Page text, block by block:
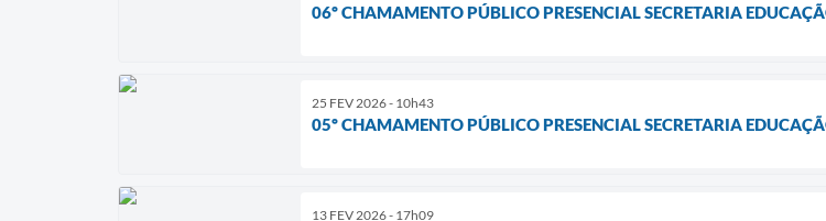
06º CHAMAMENTO PÚBLICO PRESENCIAL SECRETARIA
25 FEV 2026 - 10h43
05º CHAMAMENTO PÚBLICO PRESENCIAL SECRETARIA
13 FEV 2026 - 17h09